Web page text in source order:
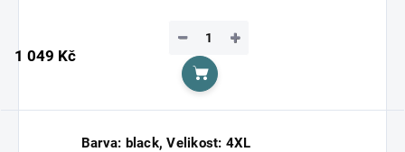
1 049 Kč
+
−
Do košíku
Barva: black, Velikost: 4XL